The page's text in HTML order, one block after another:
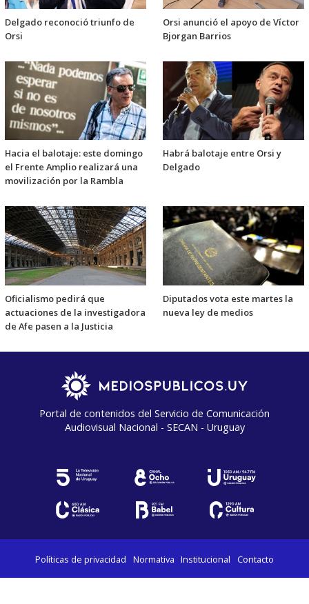
Delgado reconoció triunfo de
Orsi
Orsi anunció el apoyo de Víctor
Bjorgan Barrios
Hacia el balotaje: este domingo
el Frente Amplio realizará una
movilización por la Rambla
Habrá balotaje entre Orsi y
Delgado
Oficialismo pedirá que
actuaciones de la investigadora
de Afe pasen a la Justicia
Diputados vota este martes la
nueva ley de medios
Portal de contenidos del Servicio de Comunicación
Audiovisual Nacional - SECAN - Uruguay
Políticas de privacidad Normativa Institucional Contacto